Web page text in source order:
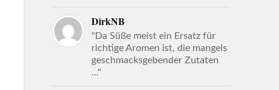
DirkNB
"Da Süße meist ein Ersatz für
richtige Aromen ist, die mangels
geschmacksgebender Zutaten
..."